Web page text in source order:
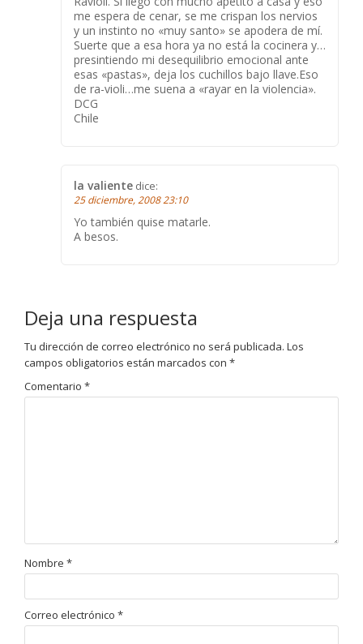
me espera de cenar, se me crispan los nervios
y un instinto no «muy santo» se apodera de mí.
Suerte que a esa hora ya no está la cocinera y…
presintiendo mi desequilibrio emocional ante
esas «pastas», deja los cuchillos bajo llave.Eso
de ra-violi…me suena a «rayar en la violencia».
DCG
Chile
la valiente dice:
25 diciembre, 2008 23:10
Yo también quise matarle.
A besos.
Deja una respuesta
Tu dirección de correo electrónico no será publicada. Los
campos obligatorios están marcados con *
Comentario *
Nombre *
Correo electrónico *